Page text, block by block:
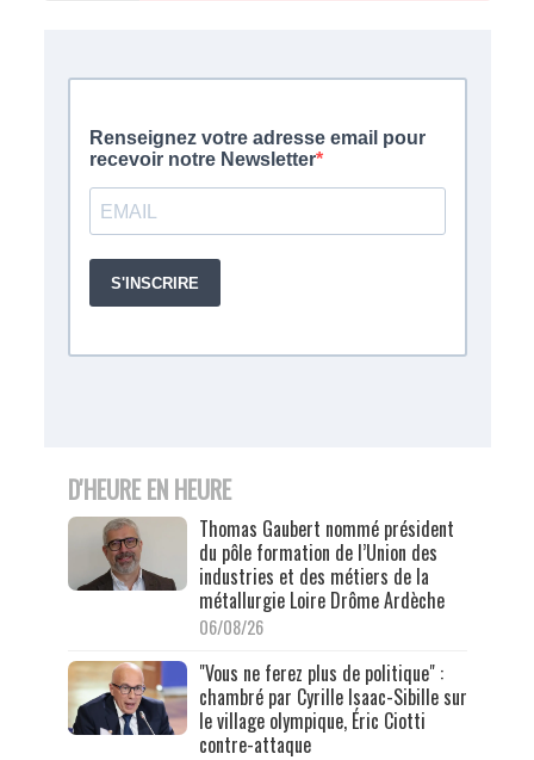
D'HEURE EN HEURE
Thomas Gaubert nommé président
du pôle formation de l’Union des
industries et des métiers de la
métallurgie Loire Drôme Ardèche
06/08/26
"Vous ne ferez plus de politique" :
chambré par Cyrille Isaac-Sibille sur
le village olympique, Éric Ciotti
contre-attaque